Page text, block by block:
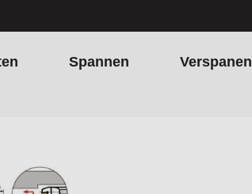
Spannen Verspanen